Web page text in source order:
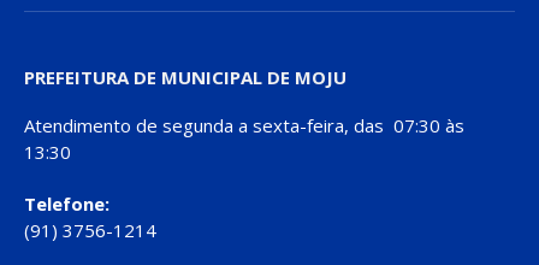
PREFEITURA DE MUNICIPAL DE MOJU
Atendimento de segunda a sexta-feira, das 07:30 às
13:30
Telefone:
(91) 3756-1214